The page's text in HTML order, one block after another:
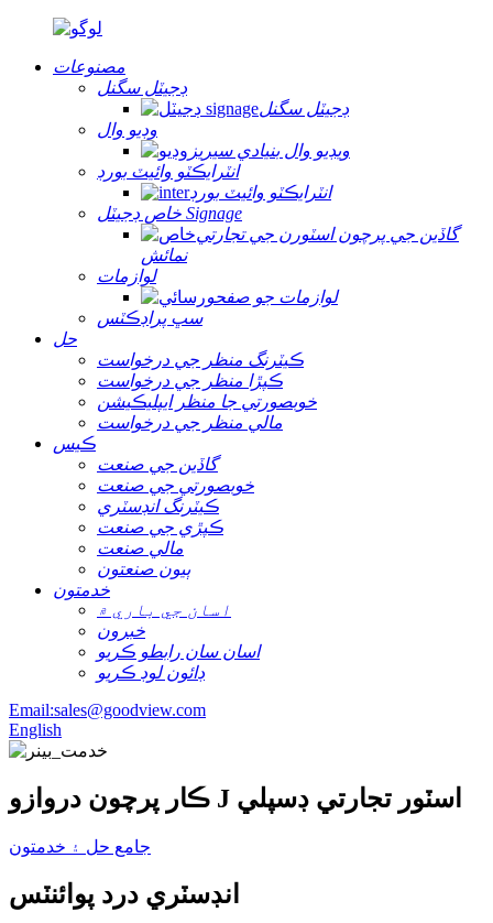
مصنوعات
ڊجيٽل سگنل
ڊجيٽل سگنل
وڊيو وال
ويڊيو وال بنيادي سيريز
انٽرايڪٽو وائيٽ بورڊ
انٽرايڪٽو وائيٽ بورڊ
خاص ڊجيٽل Signage
گاڏين جي پرچون اسٽورن جي تجارتي
نمائش
لوازمات
لوازمات جو صفحو
سڀ پراڊڪٽس
حل
ڪيٽرنگ منظر جي درخواست
ڪپڙا منظر جي درخواست
خوبصورتي جا منظر ايپليڪيشن
مالي منظر جي درخواست
ڪيس
گاڏين جي صنعت
خوبصورتي جي صنعت
ڪيٽرنگ انڊسٽري
ڪپڙي جي صنعت
مالي صنعت
ٻيون صنعتون
خدمتون
اسان جي باري ۾
خبرون
اسان سان رابطو ڪريو
ڊائون لوڊ ڪريو
Email:sales@goodview.com
English
ڪار پرچون دروازو J اسٽور تجارتي ڊسپلي
جامع حل ۽ خدمتون
انڊسٽري درد پوائنٽس